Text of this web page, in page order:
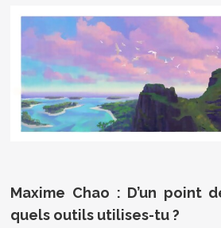
Maxime Chao : D’un point
quels outils utilises-tu ?